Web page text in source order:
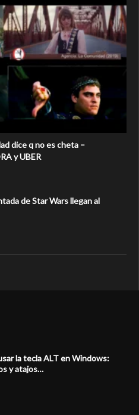
dice q no es cheta –
y UBER
de Star Wars llegan al
la tecla ALT en Windows:
y atajos…